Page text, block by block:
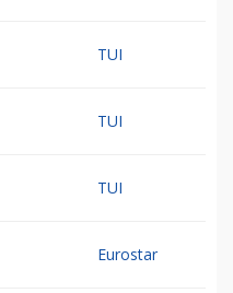
TUI
TUI
TUI
Eurostar